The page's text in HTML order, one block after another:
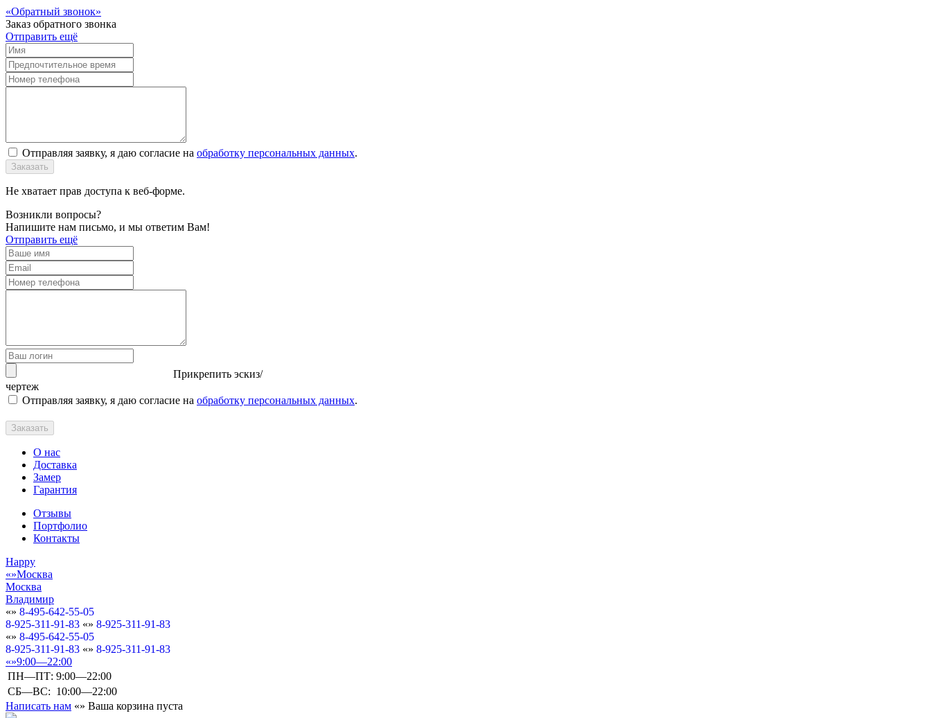
Обратный звонок
Заказ обратного звонка
Отправить ещё
Отправляя заявку, я даю согласие на обработку персональных данных.
Заказать
Не хватает прав доступа к веб-форме.
Возникли вопросы?
Напишите нам письмо, и мы ответим Вам!
Отправить ещё
Прикрепить эскиз/
чертеж
Отправляя заявку, я даю согласие на обработку персональных данных.
Заказать
О нас
Доставка
Замер
Гарантия
Отзывы
Портфолио
Контакты
Happy
Москва
Москва
Владимир
8-495-642-55-05
8-925-311-91-83
8-925-311-91-83
8-495-642-55-05
8-925-311-91-83
8-925-311-91-83
9:00—22:00
ПН—ПТ: 9:00—22:00
СБ—ВС: 10:00—22:00
Написать нам
Ваша корзина пуста